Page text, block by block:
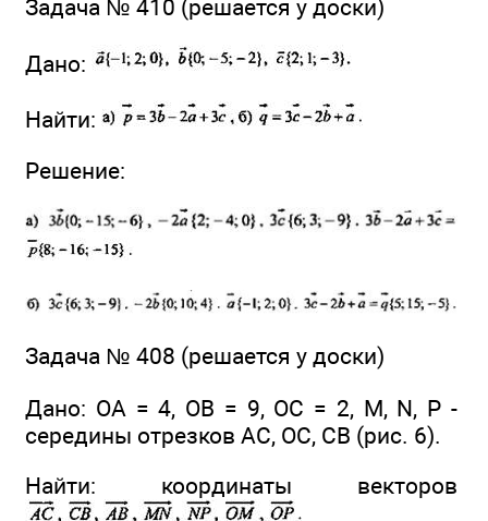
Задача № 410 (решается у доски)
Дано:
Найти:
Решение:
Задача № 408 (решается у доски)
Дано: ОА = 4, ОВ = 9, ОС = 2, М, N, Р -
середины отрезков АС, ОС, СВ (рис. 6).
Найти: координаты векторов